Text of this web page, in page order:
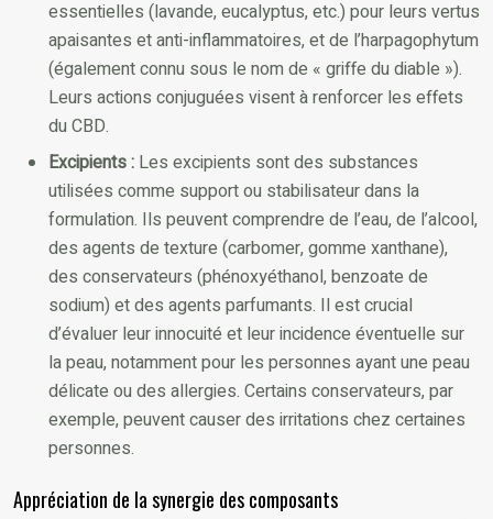
essentielles (lavande, eucalyptus, etc.) pour leurs vertus
apaisantes et anti-inflammatoires, et de l’harpagophytum
(également connu sous le nom de « griffe du diable »).
Leurs actions conjuguées visent à renforcer les effets
du CBD.
Excipients : Les excipients sont des substances
utilisées comme support ou stabilisateur dans la
formulation. Ils peuvent comprendre de l’eau, de l’alcool,
des agents de texture (carbomer, gomme xanthane),
des conservateurs (phénoxyéthanol, benzoate de
sodium) et des agents parfumants. Il est crucial
d’évaluer leur innocuité et leur incidence éventuelle sur
la peau, notamment pour les personnes ayant une peau
délicate ou des allergies. Certains conservateurs, par
exemple, peuvent causer des irritations chez certaines
personnes.
Appréciation de la synergie des composants